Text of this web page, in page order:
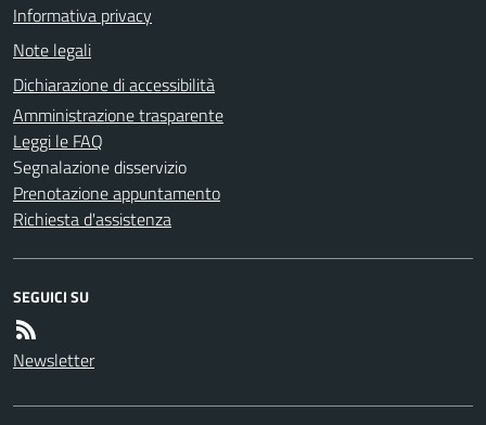
Informativa privacy
Note legali
Dichiarazione di accessibilità
Amministrazione trasparente
Leggi le FAQ
Segnalazione disservizio
Prenotazione appuntamento
Richiesta d'assistenza
SEGUICI SU
Newsletter